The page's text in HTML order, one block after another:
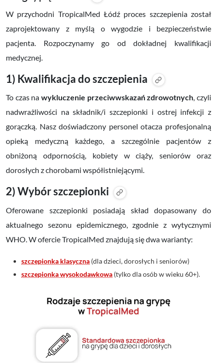
W przychodni TropicalMed Łódź proces szczepienia został
zaprojektowany z myślą o wygodzie i bezpieczeństwie
pacjenta. Rozpoczynamy go od dokładnej kwalifikacji
medycznej.
1) Kwalifikacja do szczepienia
To czas na wykluczenie przeciwwskazań zdrowotnych, czyli
nadwrażliwości na składnik/i szczepionki i ostrej infekcji z
gorączką. Nasz doświadczony personel otacza profesjonalną
opieką medyczną każdego, a szczególnie pacjentów z
obniżoną odpornością, kobiety w ciąży, seniorów oraz
dorosłych z chorobami współistniejącymi.
2) Wybór szczepionki
Oferowane szczepionki posiadają skład dopasowany do
aktualnego sezonu epidemicznego, zgodnie z wytycznymi
WHO. W ofercie TropicalMed znajdują się dwa warianty:
szczepionka klasyczna (dla dzieci, dorosłych i seniorów)
szczepionka wysokodawkowa (tylko dla osób w wieku 60+).